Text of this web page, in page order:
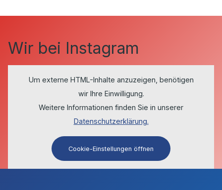
Wir bei Instagram
Um externe HTML-Inhalte anzuzeigen, benötigen
wir Ihre Einwilligung.
Weitere Informationen finden Sie in unserer
Datenschutzerklärung.
Cookie-Einstellungen öffnen